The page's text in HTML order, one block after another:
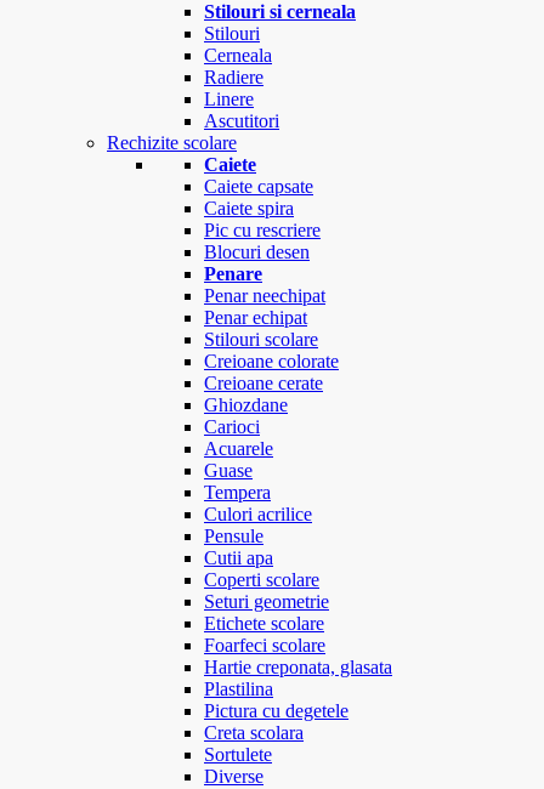
Stilouri si cerneala
Stilouri
Cerneala
Radiere
Linere
Ascutitori
Rechizite scolare
Caiete
Caiete capsate
Caiete spira
Pic cu rescriere
Blocuri desen
Penare
Penar neechipat
Penar echipat
Stilouri scolare
Creioane colorate
Creioane cerate
Ghiozdane
Carioci
Acuarele
Guase
Tempera
Culori acrilice
Pensule
Cutii apa
Coperti scolare
Seturi geometrie
Etichete scolare
Foarfeci scolare
Hartie creponata, glasata
Plastilina
Pictura cu degetele
Creta scolara
Sortulete
Diverse